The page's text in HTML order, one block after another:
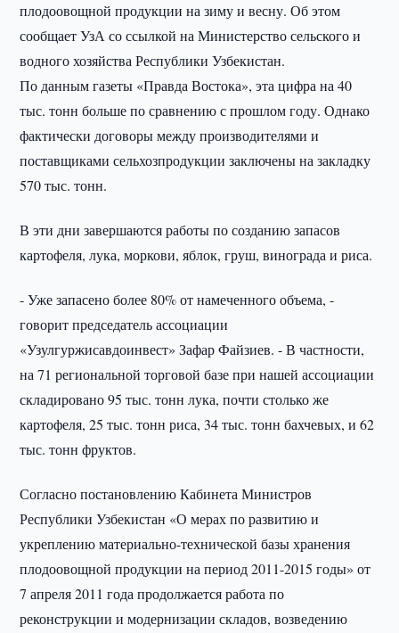
плодоовощной продукции на зиму и весну. Об этом
сообщает УзА со ссылкой на Министерство сельского и
водного хозяйства Республики Узбекистан.
По данным газеты «Правда Востока», эта цифра на 40
тыс. тонн больше по сравнению с прошлом году. Однако
фактически договоры между производителями и
поставщиками сельхозпродукции заключены на закладку
570 тыс. тонн.
В эти дни завершаются работы по созданию запасов
картофеля, лука, моркови, яблок, груш, винограда и риса.
- Уже запасено более 80% от намеченного объема, -
говорит председатель ассоциации
«Узулгуржисавдоинвест» Зафар Файзиев. - В частности,
на 71 региональной торговой базе при нашей ассоциации
складировано 95 тыс. тонн лука, почти столько же
картофеля, 25 тыс. тонн риса, 34 тыс. тонн бахчевых, и 62
тыс. тонн фруктов.
Согласно постановлению Кабинета Министров
Республики Узбекистан «О мерах по развитию и
укреплению материально-технической базы хранения
плодоовощной продукции на период 2011-2015 годы» от
7 апреля 2011 года продолжается работа по
реконструкции и модернизации складов, возведению